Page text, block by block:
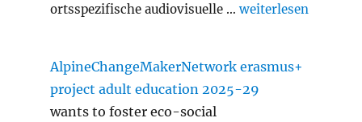
ortsspezifische audiovisuelle …„Slash Transition
weiterlesen
AlpineChangeMakerNetwork erasmus+
project adult education 2025-29
wants to foster eco-social